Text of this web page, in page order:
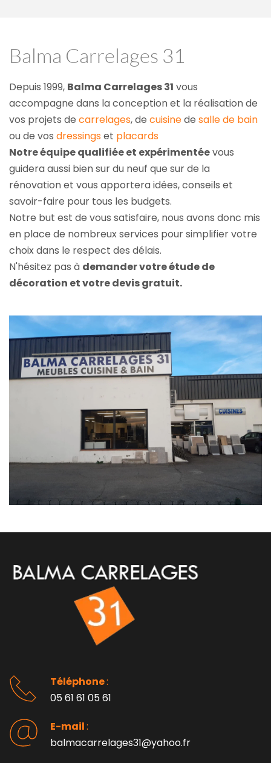
Balma Carrelages 31
Depuis 1999, Balma Carrelages 31 vous
accompagne dans la conception et la réalisation de
vos projets de carrelages, de cuisine de salle de bain
ou de vos dressings et placards
Notre équipe qualifiée et expérimentée vous
guidera aussi bien sur du neuf que sur de la
rénovation et vous apportera idées, conseils et
savoir-faire pour tous les budgets.
Notre but est de vous satisfaire, nous avons donc mis
en place de nombreux services pour simplifier votre
choix dans le respect des délais.
N'hésitez pas à demander votre étude de
décoration et votre devis gratuit.
Téléphone :
05 61 61 05 61
E-mail :
balmacarrelages31@yahoo.fr